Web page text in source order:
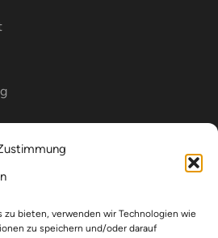
zu bieten, verwenden wir Technologien wie
zu speichern und/oder darauf